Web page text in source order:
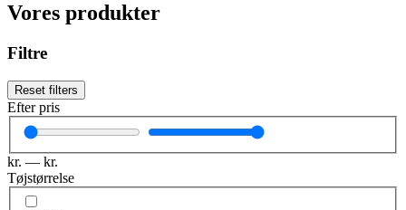
Vores produkter
Filtre
Reset filters
Efter pris
kr. — kr.
Tøjstørrelse